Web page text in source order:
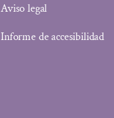
Aviso legal
Informe de accesibilidad